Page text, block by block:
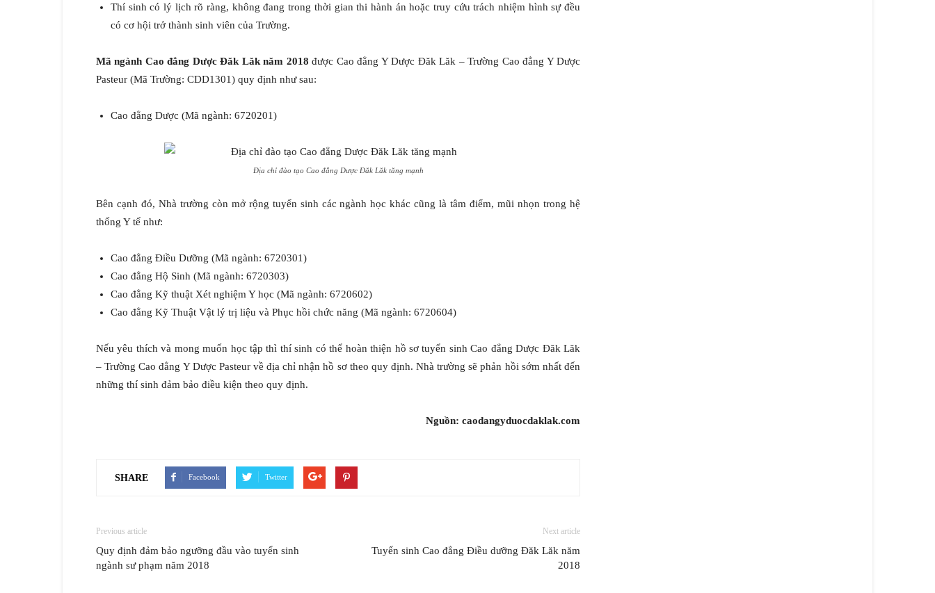
Thí sinh có lý lịch rõ ràng, không đang trong thời gian thi hành án hoặc truy cứu trách nhiệm hình sự đều
có cơ hội trở thành sinh viên của Trường.
Mã ngành Cao đẳng Dược Đăk Lăk năm 2018 được Cao đẳng Y Dược Đăk Lăk – Trường Cao đẳng Y Dược
Pasteur (Mã Trường: CDD1301) quy định như sau:
Cao đẳng Dược (Mã ngành: 6720201)
Địa chỉ đào tạo Cao đẳng Dược Đăk Lăk tăng mạnh
Bên cạnh đó, Nhà trường còn mở rộng tuyển sinh các ngành học khác cũng là tâm điểm, mũi nhọn trong hệ
thống Y tế như:
Cao đẳng Điều Dưỡng (Mã ngành: 6720301)
Cao đẳng Hộ Sinh (Mã ngành: 6720303)
Cao đẳng Kỹ thuật Xét nghiệm Y học (Mã ngành: 6720602)
Cao đẳng Kỹ Thuật Vật lý trị liệu và Phục hồi chức năng (Mã ngành: 6720604)
Nếu yêu thích và mong muốn học tập thì thí sinh có thể hoàn thiện hồ sơ tuyển sinh Cao đẳng Dược Đăk Lăk
– Trường Cao đẳng Y Dược Pasteur về địa chỉ nhận hồ sơ theo quy định. Nhà trường sẽ phản hồi sớm nhất đến
những thí sinh đảm bảo điều kiện theo quy định.
Nguồn: caodangyduocdaklak.com
SHARE Facebook Twitter
Previous article
Quy định đảm bảo ngưỡng đầu vào tuyển sinh
ngành sư phạm năm 2018
Next article
Tuyển sinh Cao đẳng Điều dưỡng Đăk Lăk năm
2018